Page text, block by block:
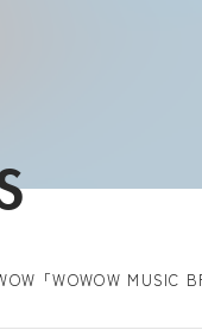
「WOWOW MUSIC